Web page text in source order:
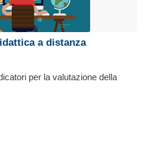
a distanza
per la valutazione della